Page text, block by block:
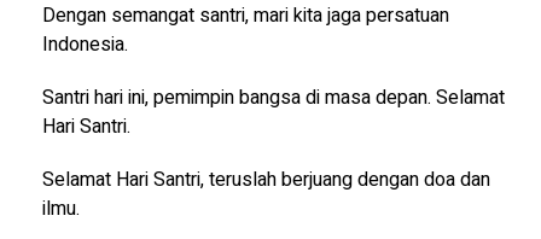
Dengan semangat santri, mari kita jaga persatuan
Indonesia.
Santri hari ini, pemimpin bangsa di masa depan. Selamat
Hari Santri.
Selamat Hari Santri, teruslah berjuang dengan doa dan
ilmu.